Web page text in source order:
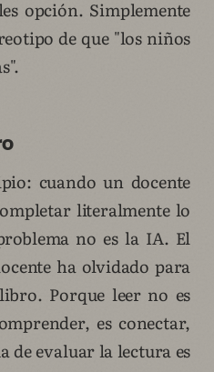
opción. Simplemente
de que "los niños
cuando un docente
literalmente lo
no es la IA. El
ha olvidado para
Porque leer no es
es conectar,
de evaluar la lectura es